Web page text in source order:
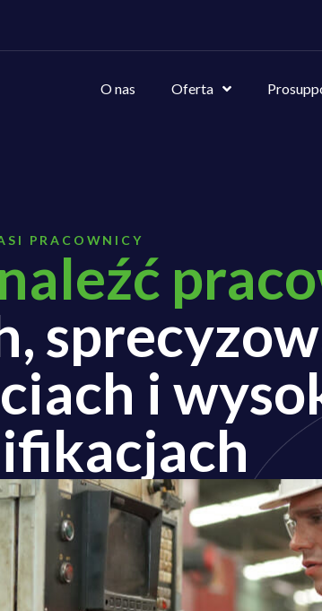
O nas Oferta
PRACOWNICY
i